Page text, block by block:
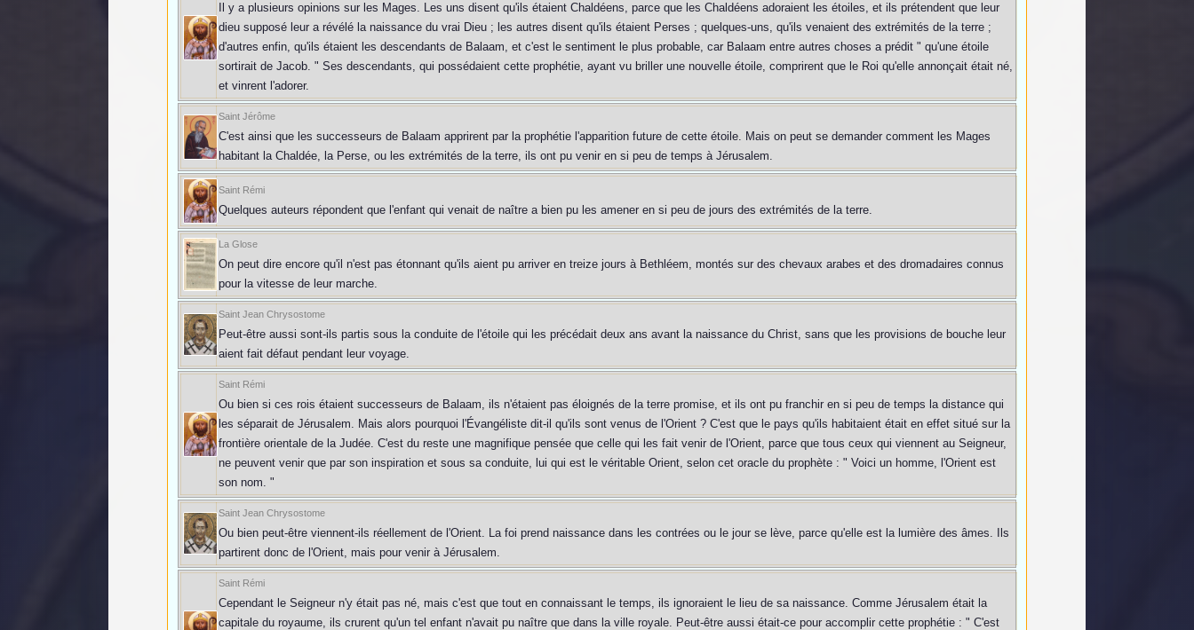
Il y a plusieurs opinions sur les Mages. Les uns disent qu'ils étaient Chaldéens, parce que les Chaldéens adoraient les étoiles, et ils prétendent que leur
dieu supposé leur a révélé la naissance du vrai Dieu ; les autres disent qu'ils étaient Perses ; quelques-uns, qu'ils venaient des extrémités de la terre ;
d'autres enfin, qu'ils étaient les descendants de Balaam, et c'est le sentiment le plus probable, car Balaam entre autres choses a prédit " qu'une étoile
sortirait de Jacob. " Ses descendants, qui possédaient cette prophétie, ayant vu briller une nouvelle étoile, comprirent que le Roi qu'elle annonçait était né,
et vinrent l'adorer.
Saint Jérôme
C'est ainsi que les successeurs de Balaam apprirent par la prophétie l'apparition future de cette étoile. Mais on peut se demander comment les Mages
habitant la Chaldée, la Perse, ou les extrémités de la terre, ils ont pu venir en si peu de temps à Jérusalem.
Saint Rémi
Quelques auteurs répondent que l'enfant qui venait de naître a bien pu les amener en si peu de jours des extrémités de la terre.
La Glose
On peut dire encore qu'il n'est pas étonnant qu'ils aient pu arriver en treize jours à Bethléem, montés sur des chevaux arabes et des dromadaires connus
pour la vitesse de leur marche.
Saint Jean Chrysostome
Peut-être aussi sont-ils partis sous la conduite de l'étoile qui les précédait deux ans avant la naissance du Christ, sans que les provisions de bouche leur
aient fait défaut pendant leur voyage.
Saint Rémi
Ou bien si ces rois étaient successeurs de Balaam, ils n'étaient pas éloignés de la terre promise, et ils ont pu franchir en si peu de temps la distance qui
les séparait de Jérusalem. Mais alors pourquoi l'Évangéliste dit-il qu'ils sont venus de l'Orient ? C'est que le pays qu'ils habitaient était en effet situé sur la
frontière orientale de la Judée. C'est du reste une magnifique pensée que celle qui les fait venir de l'Orient, parce que tous ceux qui viennent au Seigneur,
ne peuvent venir que par son inspiration et sous sa conduite, lui qui est le véritable Orient, selon cet oracle du prophète : " Voici un homme, l'Orient est
son nom. "
Saint Jean Chrysostome
Ou bien peut-être viennent-ils réellement de l'Orient. La foi prend naissance dans les contrées ou le jour se lève, parce qu'elle est la lumière des âmes. Ils
partirent donc de l'Orient, mais pour venir à Jérusalem.
Saint Rémi
Cependant le Seigneur n'y était pas né, mais c'est que tout en connaissant le temps, ils ignoraient le lieu de sa naissance. Comme Jérusalem était la
capitale du royaume, ils crurent qu'un tel enfant n'avait pu naître que dans la ville royale. Peut-être aussi était-ce pour accomplir cette prophétie : " C'est